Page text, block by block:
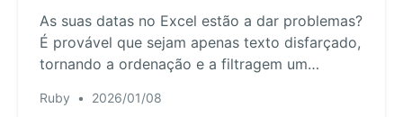
instantaneamente com IA
As suas datas no Excel estão a dar problemas?
É provável que sejam apenas texto disfarçado,
tornando a ordenação e a filtragem um
correções manuais e fórmulas complexas.
Ruby • 2026/01/08